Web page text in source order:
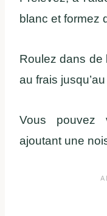
blanc et formez
Roulez dans de
au frais
Vous
ajoutant une